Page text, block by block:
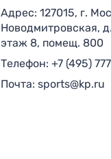
Адрес: 127015, г.
Новодмитровская,
этаж 8, помещ. 800
Телефон: +7 (495)
Почта: sports@kp.ru